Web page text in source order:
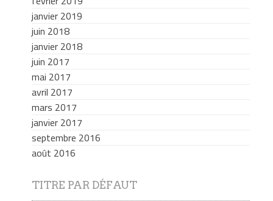
janvier 2019
juin 2018
janvier 2018
juin 2017
mai 2017
avril 2017
mars 2017
janvier 2017
septembre 2016
août 2016
TITRE PAR DÉFAUT